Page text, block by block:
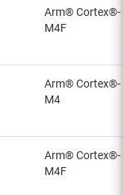
Arm® Cortex®-
M4F
Arm® Cortex®-
M4
Arm® Cortex®-
M4F